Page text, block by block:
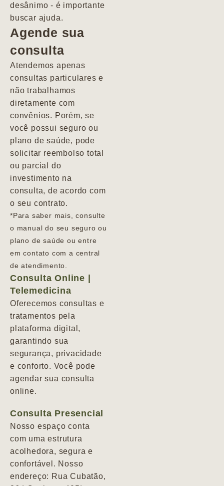
desânimo - é importante
buscar ajuda.
Agende sua
consulta
Atendemos apenas
consultas particulares e
não trabalhamos
diretamente com
convênios. Porém, se
você possui seguro ou
plano de saúde, pode
solicitar reembolso total
ou parcial do
investimento na
consulta, de acordo com
o seu contrato.
*Para saber mais, consulte
o manual do seu seguro ou
plano de saúde ou entre
em contato com a central
de atendimento.
Consulta Online |
Telemedicina
Oferecemos consultas e
tratamentos pela
plataforma digital,
garantindo sua
segurança, privacidade
e conforto. Você pode
agendar sua consulta
online.
Consulta Presencial
Nosso espaço conta
com uma estrutura
acolhedora, segura e
confortável. Nosso
endereço: Rua Cubatão,